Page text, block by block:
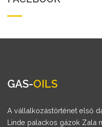
GAS-OILS
A vállalkozástörténet első
Linde palackos gázok Zala